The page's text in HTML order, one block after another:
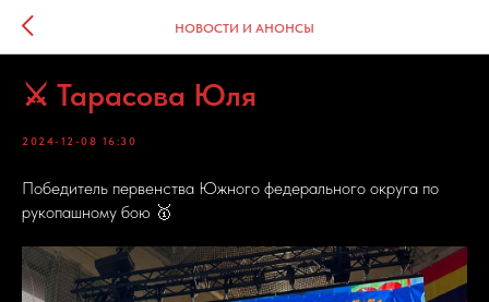
НОВОСТИ И АНОНСЫ
⚔️ Тарасова Юля
2024-12-08 16:30
Победитель первенства Южного федерального округа по
рукопашному бою 🥇